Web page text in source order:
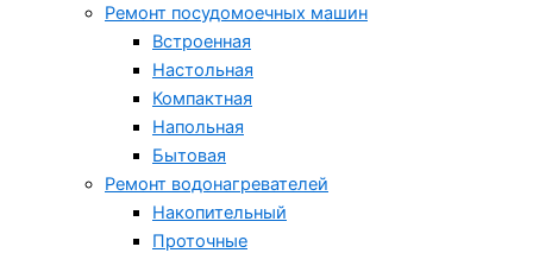
Ремонт посудомоечных машин
Встроенная
Настольная
Компактная
Напольная
Бытовая
Ремонт водонагревателей
Накопительный
Проточные